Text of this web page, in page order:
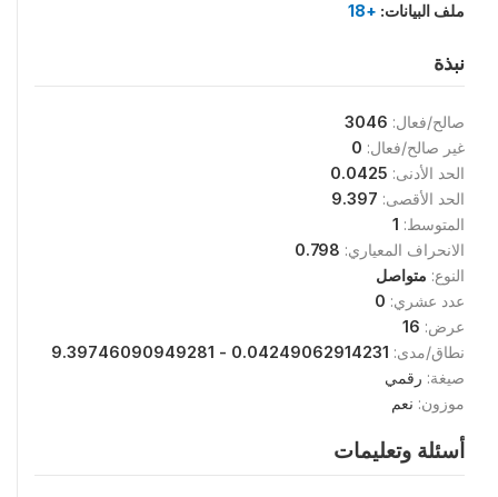
ملف البيانات: +18
نبذة
صالح/فعال: 3046
غير صالح/فعال: 0
الحد الأدنى: 0.0425
الحد الأقصى: 9.397
المتوسط: 1
الانحراف المعياري: 0.798
النوع: متواصل
عدد عشري: 0
عرض: 16
نطاق/مدى: 0.04249062914231 - 9.39746090949281
صيغة: رقمي
موزون: نعم
أسئلة وتعليمات